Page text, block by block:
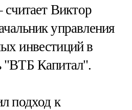
считает Виктор
управления
инвестиций в
"ВТБ Капитал".
подход к